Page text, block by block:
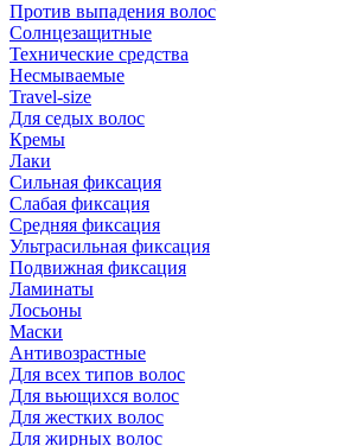
Против выпадения волос
Солнцезащитные
Технические средства
Несмываемые
Travel-size
Для седых волос
Кремы
Лаки
Сильная фиксация
Слабая фиксация
Средняя фиксация
Ультрасильная фиксация
Подвижная фиксация
Ламинаты
Лосьоны
Маски
Антивозрастные
Для всех типов волос
Для вьющихся волос
Для жестких волос
Для жирных волос